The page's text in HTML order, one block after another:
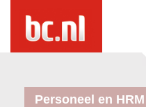
Personeel en HRM